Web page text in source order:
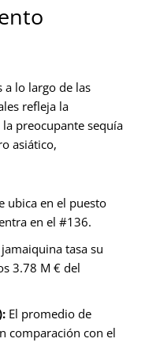
a lo largo de las
refleja la
preocupante sequía
asiático,
ubica en el puesto
en el #136.
tasa su
3.78 M € del
El promedio de
comparación con el